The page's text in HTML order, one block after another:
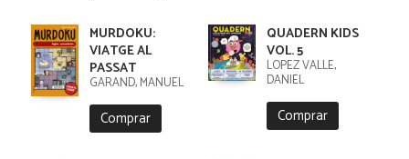
MURDOKU:
VIATGE AL
PASSAT
GARAND, MANUEL
Comprar
QUADERN KIDS
VOL. 5
LÓPEZ VALLE,
DANIEL
Comprar